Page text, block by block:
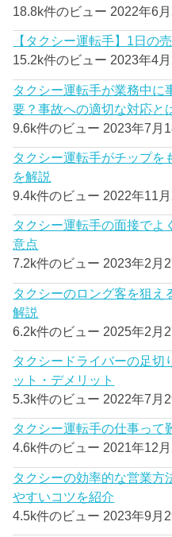
18.8k件のビュー 2022年6
【タクシー運転手】1日の
15.2k件のビュー 2023年4
タクシー運転手が業務中に
要？事故への適切な対応と
9.6k件のビュー 2023年7月
タクシー運転手がチップを
を解説
9.4k件のビュー 2022年11
タクシー運転手の面接でよ
意点
7.2k件のビュー 2023年2月
タクシーのロング客を狙え
解説
6.2k件のビュー 2025年2月
タクシードライバーの足切
ット・デメリット
5.3k件のビュー 2022年7月
タクシー運転手の仕事って
4.6k件のビュー 2021年12
タクシーの効率的な営業方
やすいコツを紹介
4.5k件のビュー 2023年9月